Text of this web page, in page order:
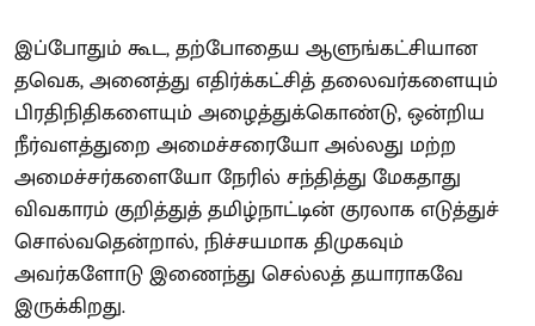
இப்போதும் கூட, தற்போதைய ஆளுங்கட்சியான
தவெக, அனைத்து எதிர்க்கட்சித் தலைவர்களையும்
பிரதிநிதிகளையும் அழைத்துக்கொண்டு, ஒன்றிய
நீர்வளத்துறை அமைச்சரையோ அல்லது மற்ற
அமைச்சர்களையோ நேரில் சந்தித்து மேகதாது
விவகாரம் குறித்துத் தமிழ்நாட்டின் குரலாக எடுத்துச்
சொல்வதென்றால், நிச்சயமாக திமுகவும்
அவர்களோடு இணைந்து செல்லத் தயாராகவே
இருக்கிறது.